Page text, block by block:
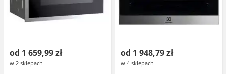
od 1 659,99 zł
w 2 sklepach
od 1 948,79 zł
w 4 sklepach